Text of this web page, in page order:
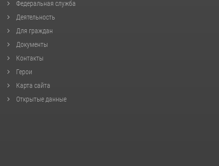
Федеральная служба
Деятельность
Для граждан
Документы
Контакты
Герои
Карта сайта
Открытые данные